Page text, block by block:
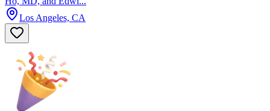
Los Angeles, CA